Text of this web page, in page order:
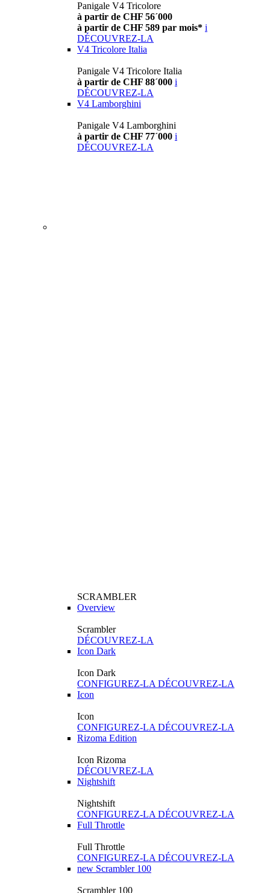
Panigale V4 Tricolore
à partir de CHF 56´000
à partir de CHF 589 par mois* i
DÉCOUVREZ-LA
V4 Tricolore Italia
Panigale V4 Tricolore Italia
à partir de CHF 88´000 i
DÉCOUVREZ-LA
V4 Lamborghini
Panigale V4 Lamborghini
à partir de CHF 77´000 i
DÉCOUVREZ-LA
SCRAMBLER
Overview
Scrambler
DÉCOUVREZ-LA
Icon Dark
Icon Dark
CONFIGUREZ-LA DÉCOUVREZ-LA
Icon
Icon
CONFIGUREZ-LA DÉCOUVREZ-LA
Rizoma Edition
Icon Rizoma
DÉCOUVREZ-LA
Nightshift
Nightshift
CONFIGUREZ-LA DÉCOUVREZ-LA
Full Throttle
Full Throttle
CONFIGUREZ-LA DÉCOUVREZ-LA
new Scrambler 100
Scrambler 100